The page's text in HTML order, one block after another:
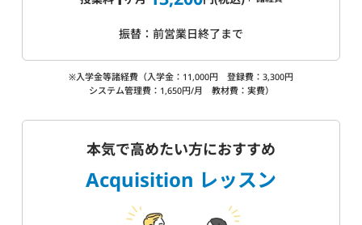
振替：前営業日終了まで
※入学金等諸経費（入学金：11,000円 登録費：3,300円
システム管理費：1,650円/月 教材費：実費）
本気で高めたい方におすすめ
Acquisition レッスン